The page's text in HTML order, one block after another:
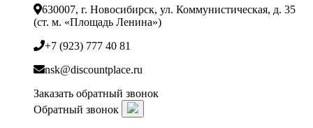
630007, г. Новосибирск, ул. Коммунистическая, д. 35
(ст. м. «Площадь Ленина»)
+7 (923) 777 40 81
nsk@discountplace.ru
Заказать обратный звонок
Обратный звонок